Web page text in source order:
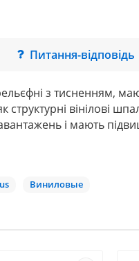
Питання-відповідь
з тисненням,
вінілові
і мають
Виниловые